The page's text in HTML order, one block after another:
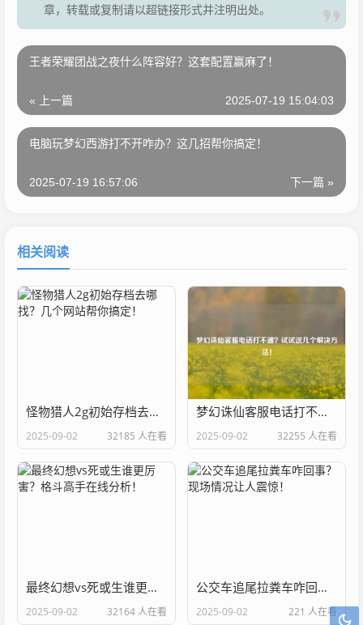
章，转载或复制请以超链接形式并注明出处。
王者荣耀团战之夜什么阵容好？这套配置赢麻了！
« 上一篇 2025-07-19 15:04:03
电脑玩梦幻西游打不开咋办？这几招帮你搞定！
下一篇 »
2025-07-19 16:57:06
相关阅读
怪物猎人2g初始存档去哪找？几个网站帮你搞定！
2025-09-02 32185 人在看
梦幻诛仙客服电话打不通？试试这几个解决方法！
2025-09-02 32255 人在看
最终幻想vs死或生谁更厉害？格斗高手在线分析！
2025-09-02 32164 人在看
公交车追尾拉粪车咋回事？现场情况让人震惊！
2025-09-02 221 人在看